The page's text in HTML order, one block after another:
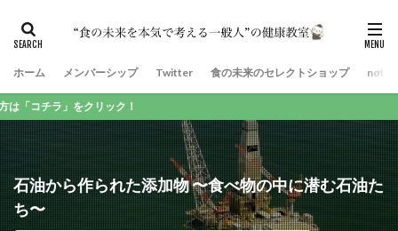
ホーム メンバーシップ Twitter 食の未来のセレクトショップ note
石油から作られた添加物 〜食べ物の中に潜む石油た
ち〜